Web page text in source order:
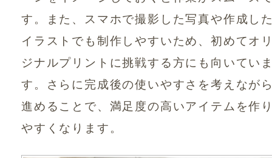
す。また、スマホで撮影した写真や作成し
イラストでも制作しやすいため、初めてオ
ジナルプリントに挑戦する方にも向いてい
す。さらに完成後の使いやすさを考えなが
進めることで、満足度の高いアイテムを作
やすくなります。